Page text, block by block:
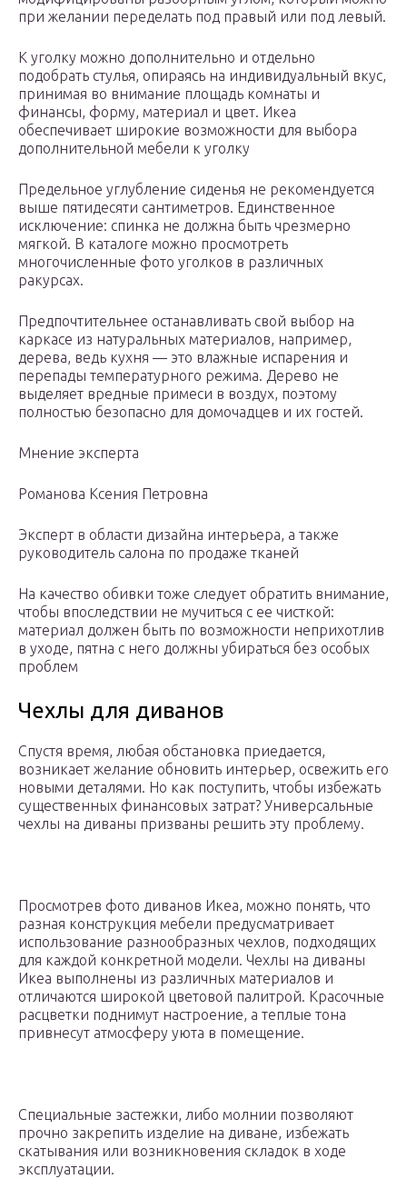
при желании переделать под правый или под левый.
К уголку можно дополнительно и отдельно
подобрать стулья, опираясь на индивидуальный вкус,
принимая во внимание площадь комнаты и
финансы, форму, материал и цвет. Икеа
обеспечивает широкие возможности для выбора
дополнительной мебели к уголку
Предельное углубление сиденья не рекомендуется
выше пятидесяти сантиметров. Единственное
исключение: спинка не должна быть чрезмерно
мягкой. В каталоге можно просмотреть
многочисленные фото уголков в различных
ракурсах.
Предпочтительнее останавливать свой выбор на
каркасе из натуральных материалов, например,
дерева, ведь кухня — это влажные испарения и
перепады температурного режима. Дерево не
выделяет вредные примеси в воздух, поэтому
полностью безопасно для домочадцев и их гостей.
Мнение эксперта
Романова Ксения Петровна
Эксперт в области дизайна интерьера, а также
руководитель салона по продаже тканей
На качество обивки тоже следует обратить внимание,
чтобы впоследствии не мучиться с ее чисткой:
материал должен быть по возможности неприхотлив
в уходе, пятна с него должны убираться без особых
проблем
Чехлы для диванов
Спустя время, любая обстановка приедается,
возникает желание обновить интерьер, освежить его
новыми деталями. Но как поступить, чтобы избежать
существенных финансовых затрат? Универсальные
чехлы на диваны призваны решить эту проблему.
Просмотрев фото диванов Икеа, можно понять, что
разная конструкция мебели предусматривает
использование разнообразных чехлов, подходящих
для каждой конкретной модели. Чехлы на диваны
Икеа выполнены из различных материалов и
отличаются широкой цветовой палитрой. Красочные
расцветки поднимут настроение, а теплые тона
привнесут атмосферу уюта в помещение.
Специальные застежки, либо молнии позволяют
прочно закрепить изделие на диване, избежать
скатывания или возникновения складок в ходе
эксплуатации.